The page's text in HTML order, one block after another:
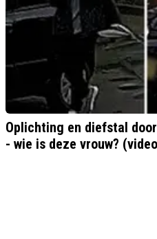
Oplichting en diefstal
- wie is deze vrouw?